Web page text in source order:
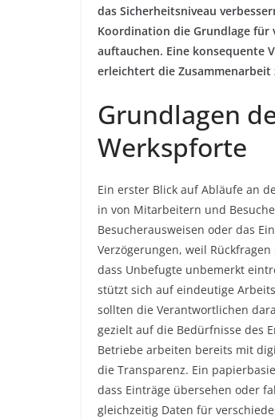
das Sicherheitsniveau
Koordination die Grundlage für
auftauchen. Eine konsequente
erleichtert die Zusammenarbeit
Grundlagen
Werkspforte
Ein erster Blick auf Abläufe an
in von Mitarbeitern und
Besucherausweisen oder das
Verzögerungen, weil
dass Unbefugte unbemerkt
stützt sich auf eindeutige
sollten die Verantwortlichen
gezielt auf die Bedürfnisse des
Betriebe arbeiten bereits mit
die Transparenz. Ein
dass Einträge übersehen oder
gleichzeitig Daten für